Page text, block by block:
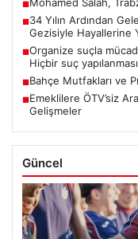
■
■34 Yılın Ardından
Gezisiyle Hayallerine
■Organize suçla
Hiçbir suç
■Bahçe Mutfakları ve
■Emeklilere ÖTV’siz
Gelişmeler
Güncel